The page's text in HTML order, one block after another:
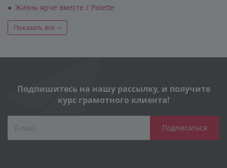
Жизнь ярче вместе с Palette
Показать все
Подпишитесь на нашу рассылку, и получите
курс грамотного клиента!